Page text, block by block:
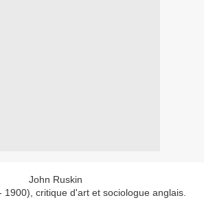
1900), critique d'art et sociologue anglais.